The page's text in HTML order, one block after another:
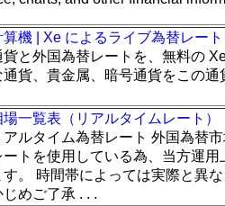
機 | Xe によるライブ為替レート
貨と外国為替レートを、無料の
貨、貴金属、暗号通貨をこの
一覧表（リアルタイムレート）
ルタイム為替レート 外国為替
ートを使用している為、当方運
す。 時間帯によっては実際と異
めご了承 . . .